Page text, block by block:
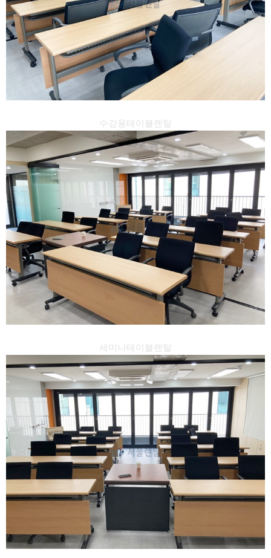
수강용테이블렌탈
세미나테이블렌탈